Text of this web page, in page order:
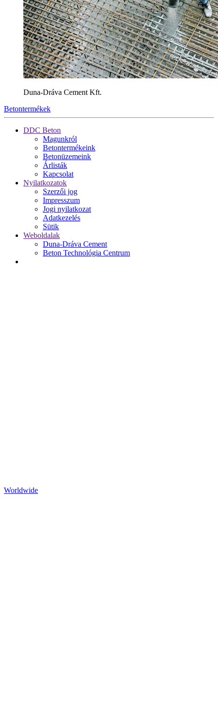
Duna-Dráva Cement Kft.
Betontermékek
DDC Beton
Magunkról
Betontermékeink
Betonüzemeink
Árlisták
Kapcsolat
Nyilatkozatok
Szerzői jog
Impresszum
Jogi nyilatkozat
Adatkezelés
Sütik
Weboldalak
Duna-Dráva Cement
Beton Technológia Centrum
Worldwide